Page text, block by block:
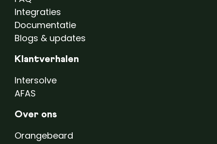
Integraties
Documentatie
Blogs & updates
Klantverhalen
Intersolve
AFAS
Over ons
Orangebeard